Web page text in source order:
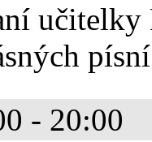
- 20:00